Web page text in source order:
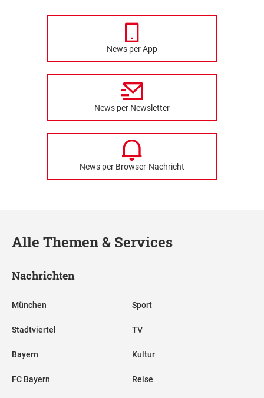
News per App
News per Newsletter
News per Browser-Nachricht
Alle Themen & Services
Nachrichten
München
Stadtviertel
Bayern
FC Bayern
Sport
TV
Kultur
Reise